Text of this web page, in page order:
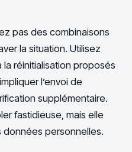
pas des combinaisons
la situation. Utilisez
réinitialisation proposés
l’envoi de
supplémentaire.
fastidieuse, mais elle
personnelles.